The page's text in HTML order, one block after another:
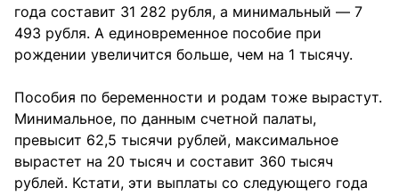
года составит 31 282 рубля, а минимальный — 7
493 рубля. А единовременное пособие при
рождении увеличится больше, чем на 1 тысячу.
Пособия по беременности и родам тоже вырастут.
Минимальное, по данным счетной палаты,
превысит 62,5 тысячи рублей, максимальное
вырастет на 20 тысяч и составит 360 тысяч
рублей. Кстати, эти выплаты со следующего года